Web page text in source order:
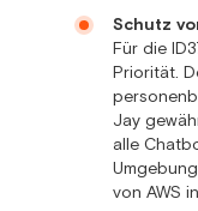
Schutz
Für die
Priorität.
Jay
alle
von AWS